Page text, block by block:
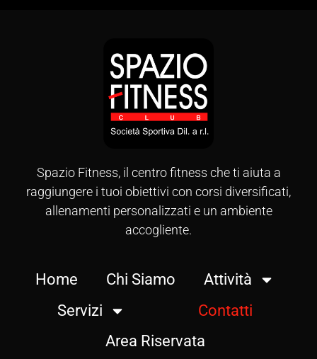
Spazio Fitness, il centro fitness che ti aiuta a
raggiungere i tuoi obiettivi con corsi diversificati,
allenamenti personalizzati e un ambiente
accogliente.
Home Chi Siamo
Attività
Servizi
Contatti
Area Riservata